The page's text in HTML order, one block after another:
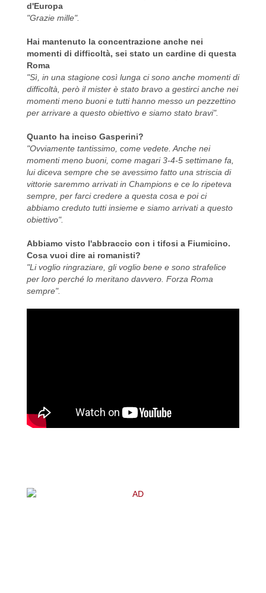
d'Europa
"Grazie mille".
Hai mantenuto la concentrazione anche nei
momenti di difficoltà, sei stato un cardine di questa
Roma
"Sì, in una stagione così lunga ci sono anche momenti di
difficoltà, però il mister è stato bravo a gestirci anche nei
momenti meno buoni e tutti hanno messo un pezzettino
per arrivare a questo obiettivo e siamo stato bravi".
Quanto ha inciso Gasperini?
"Ovviamente tantissimo, come vedete. Anche nei
momenti meno buoni, come magari 3-4-5 settimane fa,
lui diceva sempre che se avessimo fatto una striscia di
vittorie saremmo arrivati in Champions e ce lo ripeteva
sempre, per farci credere a questa cosa e poi ci
abbiamo creduto tutti insieme e siamo arrivati a questo
obiettivo".
Abbiamo visto l'abbraccio con i tifosi a Fiumicino.
Cosa vuoi dire ai romanisti?
"Li voglio ringraziare, gli voglio bene e sono strafelice
per loro perché lo meritano davvero. Forza Roma
sempre".